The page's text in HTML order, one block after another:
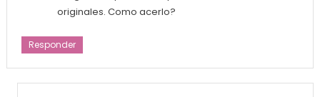
originales. Como acerlo?
Responder